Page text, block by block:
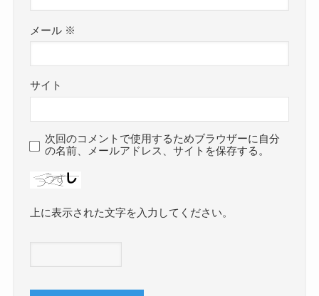
メール ※
サイト
次回のコメントで使用するためブラウザーに自分
の名前、メールアドレス、サイトを保存する。
上に表示された文字を入力してください。